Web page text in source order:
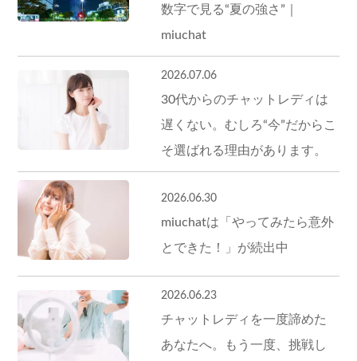
数字で見る“夏の強さ”｜
miuchat
2026.07.06
30代からのチャットレディは
遅くない。むしろ“今”だからこ
そ選ばれる理由があります。
2026.06.30
miuchatは「やってみたら意外
とできた！」が続出中
2026.06.23
チャットレディを一度諦めた
あなたへ。もう一度、挑戦し